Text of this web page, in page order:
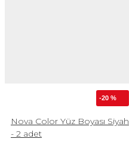
-20 %
Nova Color Yüz Boyası Siyah
- 2 adet